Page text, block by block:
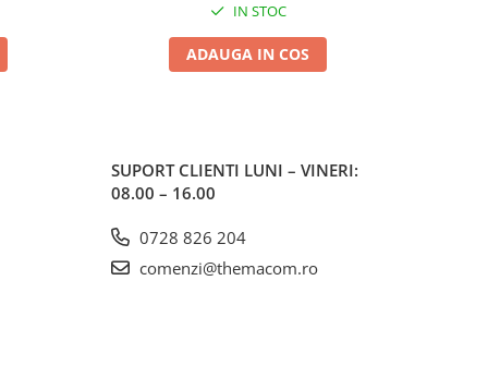
IN STOC
ADAUGA IN COS
SUPORT CLIENTI LUNI – VINERI:
08.00 – 16.00
0728 826 204
comenzi@themacom.ro